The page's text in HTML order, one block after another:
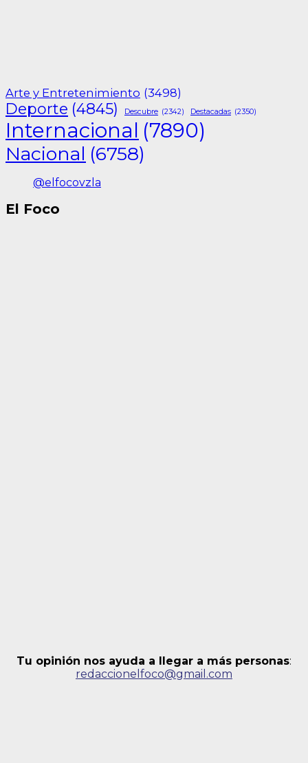
Arte y Entretenimiento (3498)
Deporte (4845) Descubre (2342) Destacadas (2350)
Internacional (7890)
Nacional (6758)
@elfocovzla
El Foco
Tu opinión nos ayuda a llegar a más personas:
redaccionelfoco@gmail.com